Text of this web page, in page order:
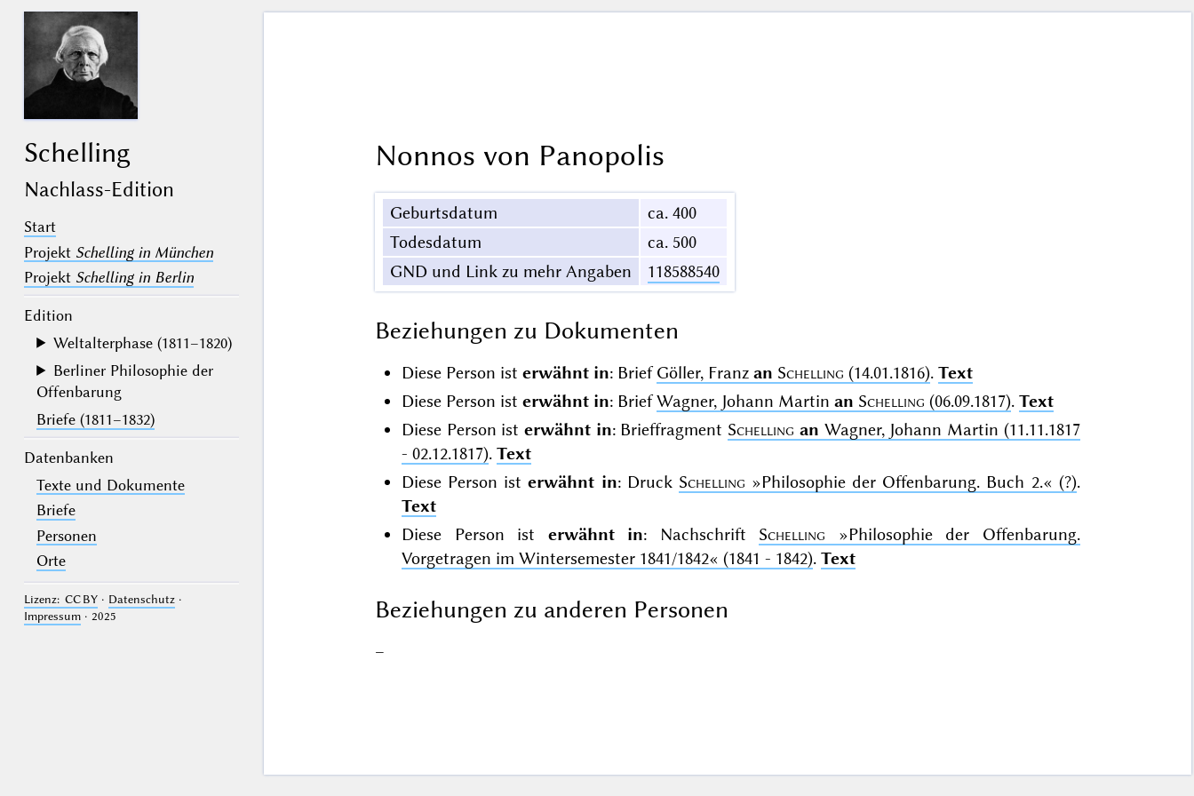
Schelling
Nachlass-Edition
Start
Projekt Schelling in München
Projekt Schelling in Berlin
Edition
Weltalterphase (1811–1820)
Berliner Philosophie der
Offenbarung
Briefe (1811–1832)
Datenbanken
Texte und Dokumente
Briefe
Personen
Orte
Lizenz: CC BY· Datenschutz·
Impressum· 2025
Nonnos von Panopolis
Geburtsdatum
ca. 400
Todesdatum
ca. 500
GND und Link zu mehr Angaben
118588540
Beziehungen zu Dokumenten
Diese Person ist erwähnt in: BriefGöller, Franz an Schelling (14.01.1816). Text
Diese Person ist erwähnt in: BriefWagner, Johann Martin an Schelling (06.09.1817). Text
Diese Person isterwähnt in: Brieffragment Schelling an Wagner, Johann Martin (11.11.1817
- 02.12.1817). Text
Diese Person isterwähnt in: Druck Schelling »Philosophie der Offenbarung. Buch 2.« (?).
Text
Diese Person ist erwähnt in: Nachschrift Schelling
»Philosophie der Offenbarung.
Vorgetragen im Wintersemester 1841/1842« (1841 - 1842). Text
Beziehungen zu anderen Personen
–